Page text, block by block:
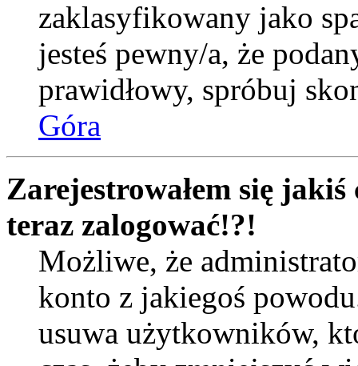
zaklasyfikowany jako
jesteś pewny/a, że
prawidłowy, spróbuj
Góra
Zarejestrowałem się jakiś
teraz zalogować!?!
Możliwe, że
konto z jakiegoś
usuwa użytkowników,